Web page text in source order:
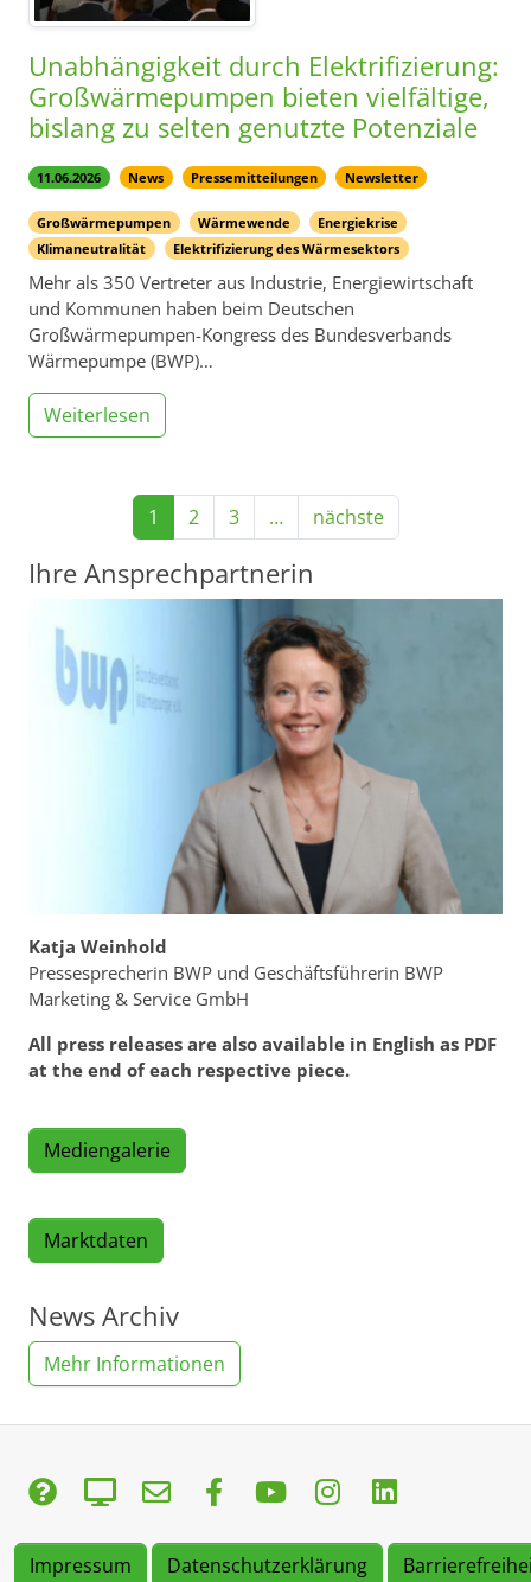
Unabhängigkeit durch Elektrifizierung:
Großwärmepumpen bieten vielfältige,
bislang zu selten genutzte Potenziale
11.06.2026 News Pressemitteilungen Newsletter
Großwärmepumpen Wärmewende
Energiekrise
Klimaneutralität
Elektrifizierung des Wärmesektors
Mehr als 350 Vertreter aus Industrie, Energiewirtschaft
und Kommunen haben beim Deutschen
Großwärmepumpen-Kongress des Bundesverbands
Wärmepumpe (BWP)…
Weiterlesen
1 2 3 … nächste
Ihre Ansprechpartnerin
Katja Weinhold
Pressesprecherin BWP und Geschäftsführerin BWP
Marketing & Service GmbH
All press releases are also available in English as PDF
at the end of each respective piece.
Mediengalerie
Marktdaten
News Archiv
Mehr Informationen
Impressum Datenschutzerklärung